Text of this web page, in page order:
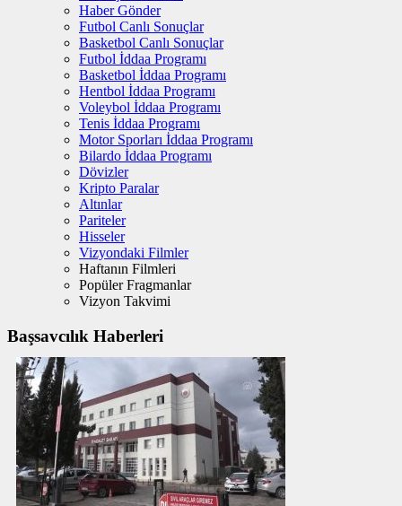
Haber Gönder
Futbol Canlı Sonuçlar
Basketbol Canlı Sonuçlar
Futbol İddaa Programı
Basketbol İddaa Programı
Hentbol İddaa Programı
Voleybol İddaa Programı
Tenis İddaa Programı
Motor Sporları İddaa Programı
Bilardo İddaa Programı
Dövizler
Kripto Paralar
Altınlar
Pariteler
Hisseler
Vizyondaki Filmler
Haftanın Filmleri
Popüler Fragmanlar
Vizyon Takvimi
Başsavcılık Haberleri